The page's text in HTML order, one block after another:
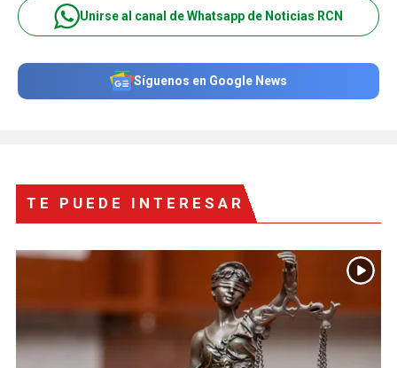
Unirse al canal de Whatsapp de Noticias RCN
Síguenos en Google News
TE PUEDE INTERESAR